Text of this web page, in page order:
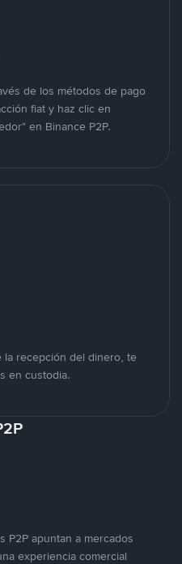
de los métodos de pago
fiat y haz clic en
en Binance P2P.
recepción del dinero, te
en custodia.
P2P apuntan a mercados
experiencia comercial